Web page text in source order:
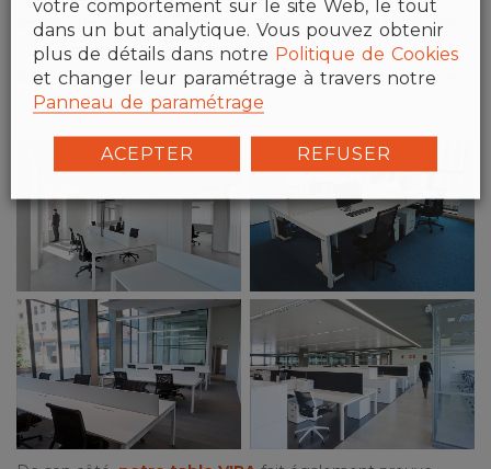
design atemporel qui renforce sa fonctionnalité n’importe
où, en même temps qu’elle permet sa disposition en
différentes modalités, telles que le regroupement linéaire
ou la position de tables en vis-à-vis.
votre comportement sur le site Web, le tout
dans un but analytique. Vous pouvez obtenir
plus de détails dans notre Politique de Cookies
et changer leur paramétrage à travers notre
Panneau de paramétrage
ACEPTER REFUSER